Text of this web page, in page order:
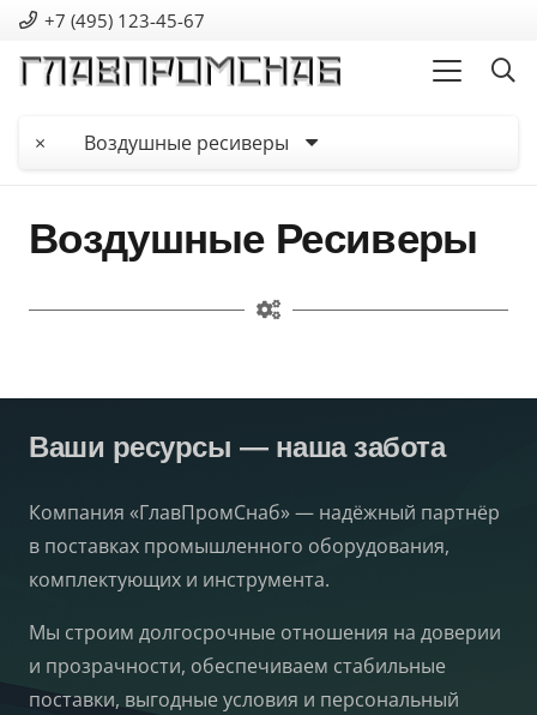
+7 (495) 123-45-67
× Воздушные ресиверы
Воздушные Ресиверы
Ваши ресурсы — наша забота
Компания «ГлавПромСнаб» — надёжный партнёр
в поставках промышленного оборудования,
комплектующих и инструмента.
Мы строим долгосрочные отношения на доверии
и прозрачности, обеспечиваем стабильные
поставки, выгодные условия и персональный